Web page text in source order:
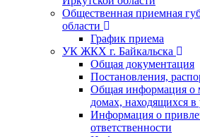
Общественная приемная
области
График приема
УК ЖКХ г. Байкальска
Общая документация
Постановления,
Общая информация о
домах, находящихся в
Информация о
ответственности